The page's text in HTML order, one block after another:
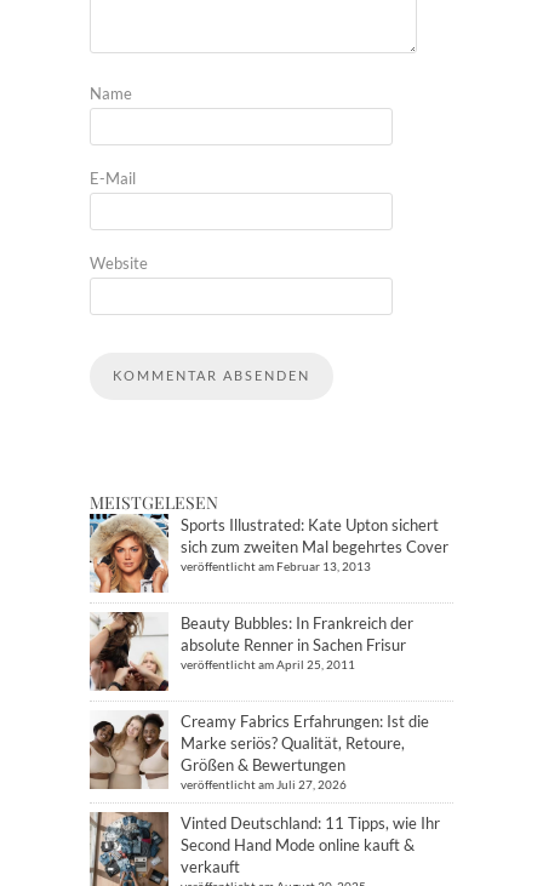
Name
E-Mail
Website
MEISTGELESEN
Sports Illustrated: Kate Upton sichert
sich zum zweiten Mal begehrtes Cover
veröffentlicht am Februar 13, 2013
Beauty Bubbles: In Frankreich der
absolute Renner in Sachen Frisur
veröffentlicht am April 25, 2011
Creamy Fabrics Erfahrungen: Ist die
Marke seriös? Qualität, Retoure,
Größen & Bewertungen
veröffentlicht am Juli 27, 2026
Vinted Deutschland: 11 Tipps, wie Ihr
Second Hand Mode online kauft &
verkauft